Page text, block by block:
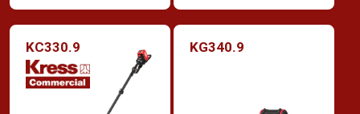
KC330.9 KG340.9